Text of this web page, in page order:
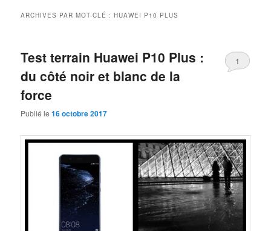
ARCHIVES PAR MOT-CLÉ :HUAWEI P10 PLUS
Test terrain Huawei P10 Plus :
du côté noir et blanc de la
force
Publié le16 octobre 2017
1